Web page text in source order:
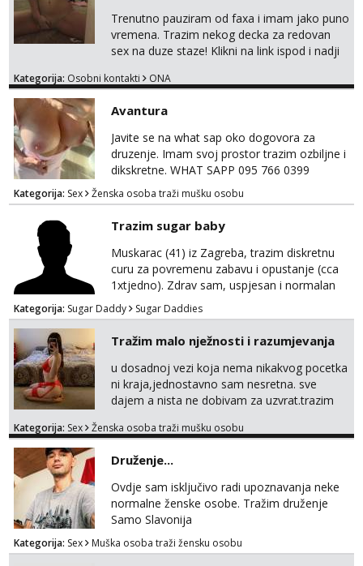
Trenutno pauziram od faxa i imam jako puno
vremena. Trazim nekog decka za redovan
sex na duze staze! Klikni na link ispod i nadji
Kategorija: Osobni kontakti ONA
Avantura
Javite se na what sap oko dogovora za
druzenje. Imam svoj prostor trazim ozbiljne i
dikskretne. WHAT SAPP 095 766 0399
Kategorija: Sex Ženska osoba traži mušku osobu
Trazim sugar baby
Muskarac (41) iz Zagreba, trazim diskretnu
curu za povremenu zabavu i opustanje (cca
1xtjedno). Zdrav sam, uspjesan i normalan
muskarca koji je spreman financijski cijeniti
tvoje vrijeme i trud. Ako smatras da imas sto
ponuditi, javi se s par rijeci o sebi, tome sto
trazis/ocekujes i fotkama na; Telegram
@GentAnte WA 0955812207
Kategorija: Sugar Daddy Sugar Daddies
Tražim malo nježnosti i razumjevanja
u dosadnoj vezi koja nema nikakvog pocetka
ni kraja,jednostavno sam nesretna. sve
dajem a nista ne dobivam za uzvrat.trazim
trazim puno samo malo njeznosti i
poljupce po tijelu koji me jako
pale,obozavam kad muskarac preuzme
kontrolu . javi se :) Klikni na link ispod i nadji
me tamo, cekam te!
Kategorija: Sex Ženska osoba traži mušku osobu
Druženje...
Ovdje sam isključivo radi upoznavanja neke
normalne ženske osobe. Tražim druženje
Samo Slavonija
Kategorija: Sex Muška osoba traži žensku osobu